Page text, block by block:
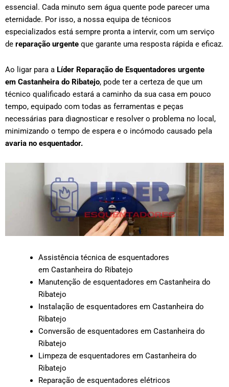
essencial. Cada minuto sem água quente pode parecer uma
eternidade. Por isso, a nossa equipa de técnicos
especializados está sempre pronta a intervir, com um serviço
de reparação urgente que garante uma resposta rápida e eficaz.
Ao ligar para a Líder Reparação de Esquentadores urgente
em Castanheira do Ribatejo, pode ter a certeza de que um
técnico qualificado estará a caminho da sua casa em pouco
tempo, equipado com todas as ferramentas e peças
necessárias para diagnosticar e resolver o problema no local,
minimizando o tempo de espera e o incómodo causado pela
avaria no esquentador.
Assistência técnica de esquentadores
em Castanheira do Ribatejo
Manutenção de esquentadores em Castanheira do
Ribatejo
Instalação de esquentadores em Castanheira do
Ribatejo
Conversão de esquentadores em Castanheira do
Ribatejo
Limpeza de esquentadores em Castanheira do
Ribatejo
Reparação de esquentadores elétricos